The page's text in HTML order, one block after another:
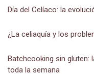
Día del Celíaco: la
¿La celiaquía y los
Batchcooking sin gluten:
toda la semana